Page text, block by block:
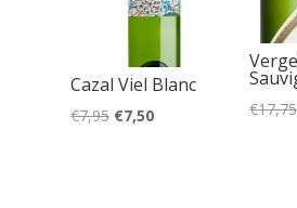
Cazal Viel Blanc
€7,95 Oorspronkelijke
€7,50Huidige
€17,75